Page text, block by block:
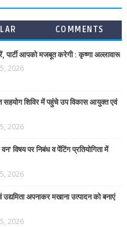
COMMENTS
आपको मजबूत करेगी : कृष्णा अल्लावारू
2026
सहयोग शिविर में पहुंचे उप विकास आयुक्त एवं
2026
विषय पर निबंध व पेंटिंग प्रतियोगिता में
2026
अपनाकर मखाना उत्पादन को बनाएं
2026